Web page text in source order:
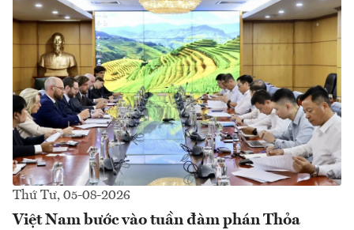
Thứ Tư, 05-08-2026
Việt Nam bước vào tuần đàm phán Thỏa